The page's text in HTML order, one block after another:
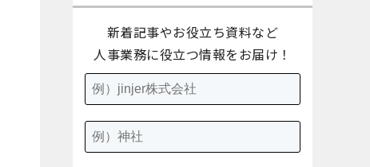
新着記事やお役立ち資料など
人事業務に役立つ情報をお届け！